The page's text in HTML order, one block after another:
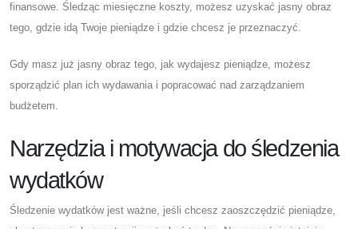
finansowe. Śledząc miesięczne koszty, możesz uzyskać jasny obraz
tego, gdzie idą Twoje pieniądze i gdzie chcesz je przeznaczyć.
Gdy masz już jasny obraz tego, jak wydajesz pieniądze, możesz
sporządzić plan ich wydawania i popracować nad zarządzaniem
budżetem.
Narzędzia i motywacja do śledzenia
wydatków
Śledzenie wydatków jest ważne, jeśli chcesz zaoszczędzić pieniądze,